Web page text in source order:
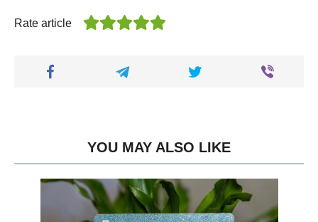
Rate article
YOU MAY ALSO LIKE